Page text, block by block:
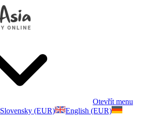
Otevřít menu
Slovensky (EUR)
English (EUR)